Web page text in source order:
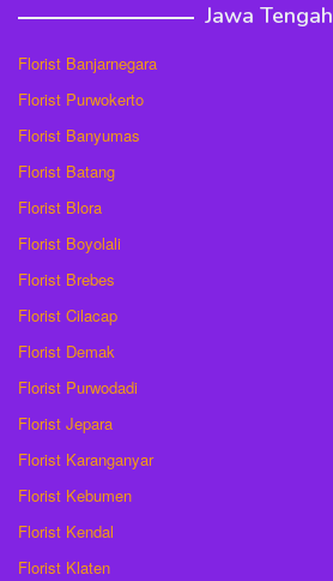
Jawa Tengah
Florist Banjarnegara
Florist Purwokerto
Florist Banyumas
Florist Batang
Florist Blora
Florist Boyolali
Florist Brebes
Florist Cilacap
Florist Demak
Florist Purwodadi
Florist Jepara
Florist Karanganyar
Florist Kebumen
Florist Kendal
Florist Klaten